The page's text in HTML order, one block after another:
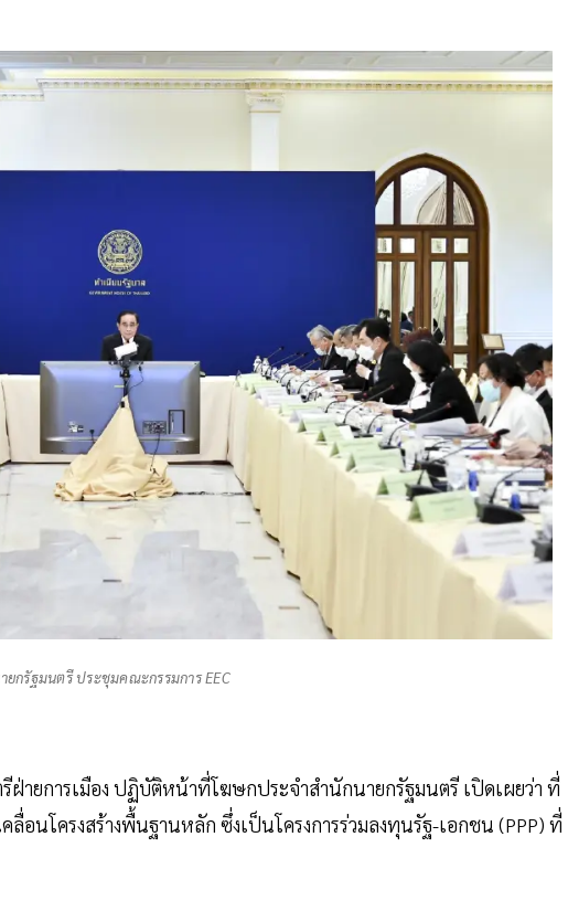
ยกรัฐมนตรี ประชุมคณะกรรมการ EEC
ฝ่ายการเมือง ปฏิบัติหน้าที่โฆษกประจำสำนักนายกรัฐมนตรี เปิดเผยว่า ที่
อนโครงสร้างพื้นฐานหลัก ซึ่งเป็นโครงการร่วมลงทุนรัฐ-เอกชน (PPP) ที่